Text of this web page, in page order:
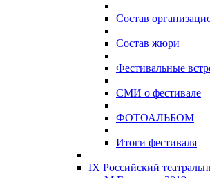
Состав
Состав жюри
Фестивальные
СМИ о фестивале
ФОТОАЛЬБОМ
Итоги фестиваля
IX Российский